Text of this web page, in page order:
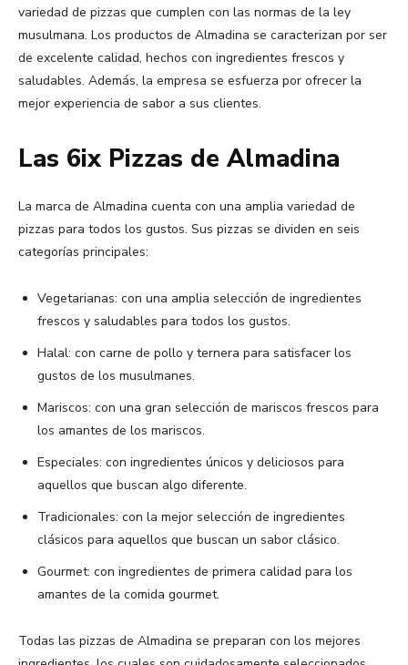
variedad de pizzas que cumplen con las normas de la ley
musulmana. Los productos de Almadina se caracterizan por ser
de excelente calidad, hechos con ingredientes frescos y
saludables. Además, la empresa se esfuerza por ofrecer la
mejor experiencia de sabor a sus clientes.
Las 6ix Pizzas de Almadina
La marca de Almadina cuenta con una amplia variedad de
pizzas para todos los gustos. Sus pizzas se dividen en seis
categorías principales:
Vegetarianas: con una amplia selección de ingredientes
frescos y saludables para todos los gustos.
Halal: con carne de pollo y ternera para satisfacer los
gustos de los musulmanes.
Mariscos: con una gran selección de mariscos frescos para
los amantes de los mariscos.
Especiales: con ingredientes únicos y deliciosos para
aquellos que buscan algo diferente.
Tradicionales: con la mejor selección de ingredientes
clásicos para aquellos que buscan un sabor clásico.
Gourmet: con ingredientes de primera calidad para los
amantes de la comida gourmet.
Todas las pizzas de Almadina se preparan con los mejores